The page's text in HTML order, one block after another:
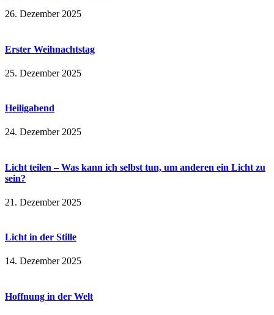
26. Dezember 2025
Erster Weihnachtstag
25. Dezember 2025
Heiligabend
24. Dezember 2025
Licht teilen – Was kann ich selbst tun, um anderen ein Licht zu
sein?
21. Dezember 2025
Licht in der Stille
14. Dezember 2025
Hoffnung in der Welt